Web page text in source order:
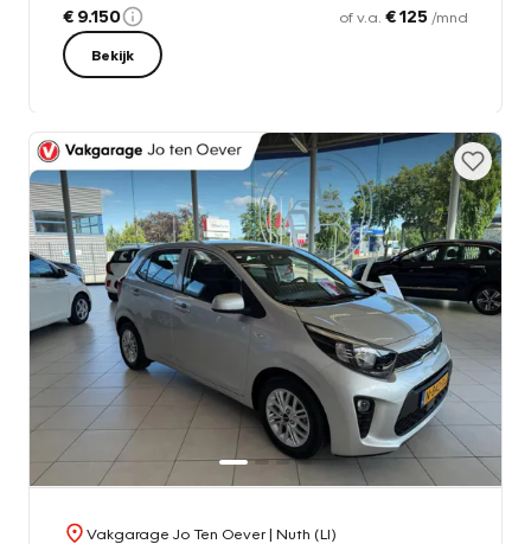
€ 9.150 of v.a. € 125 /mnd
Bekijk
Vakgarage Jo Ten Oever| Nuth (LI)